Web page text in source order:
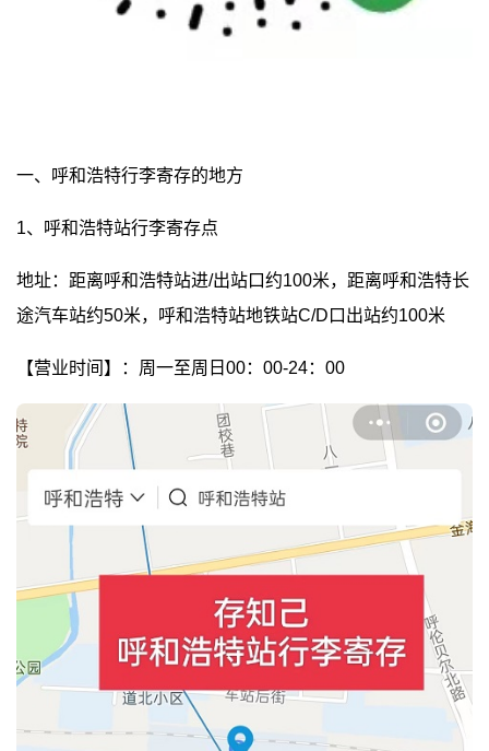
一、呼和浩特行李寄存的地方
1、呼和浩特站行李寄存点
地址：距离呼和浩特站进/出站口约100米，距离呼和浩特长
途汽车站约50米，呼和浩特站地铁站C/D口出站约100米
【营业时间】：周一至周日00：00-24：00